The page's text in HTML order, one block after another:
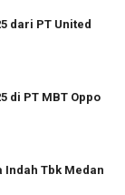
dari PT United
di PT MBT Oppo
Indah Tbk Medan